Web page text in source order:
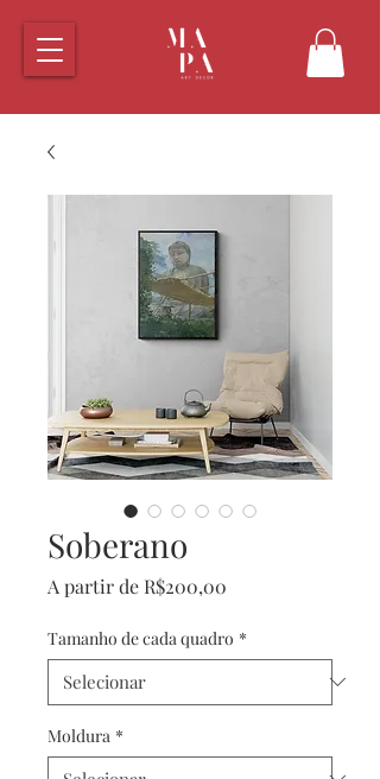
Soberano
A partir de R$200,00
Tamanho de cada quadro *
Moldura *